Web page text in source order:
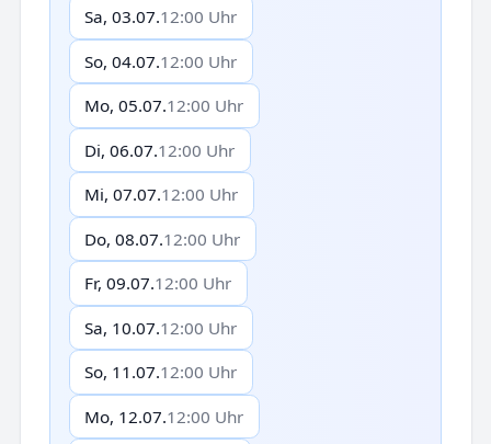
Sa, 03.07.12:00 Uhr
So, 04.07.12:00 Uhr
Mo, 05.07.12:00 Uhr
Di, 06.07.12:00 Uhr
Mi, 07.07.12:00 Uhr
Do, 08.07.12:00 Uhr
Fr, 09.07.12:00 Uhr
Sa, 10.07.12:00 Uhr
So, 11.07.12:00 Uhr
Mo, 12.07.12:00 Uhr